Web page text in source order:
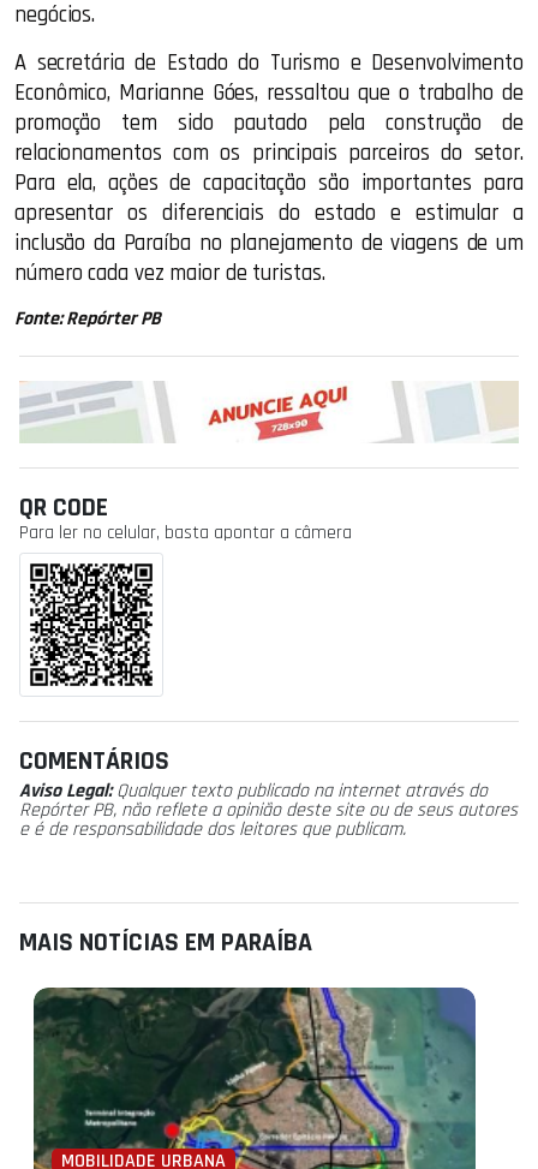
negócios.
A secretária de Estado do Turismo e Desenvolvimento
Econômico, Marianne Góes, ressaltou que o trabalho de
promoção tem sido pautado pela construção de
relacionamentos com os principais parceiros do setor.
Para ela, ações de capacitação são importantes para
apresentar os diferenciais do estado e estimular a
inclusão da Paraíba no planejamento de viagens de um
número cada vez maior de turistas.
Fonte: Repórter PB
QR CODE
Para ler no celular, basta apontar a câmera
COMENTÁRIOS
Aviso Legal:Qualquer texto publicado na internet através do
Repórter PB, não reflete a opinião deste site ou de seus autores
e é de responsabilidade dos leitores que publicam.
MAIS NOTÍCIAS EM PARAÍBA
MOBILIDADE URBANA